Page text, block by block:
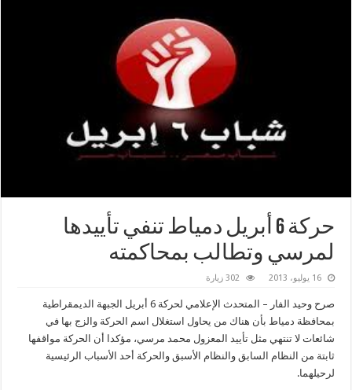
حركة 6 أبريل دمياط تنفي تأييدها
لمرسي وتطالب بمحاكمته
16 يوليو، 2013 302 زيارة
صرح وحيد الفار – المتحدث الإعلامي لحركة 6 أبريل الجبهة الديمقراطية
بمحافظة دمياط بأن هناك من يحاول استغلال اسم الحركة والزج بها في
شائعات لا تنتهي مثل تأييد المعزول محمد مرسي، مؤكدا أن الحركة مواقفها
ثابتة من النظام السابق والنظام الأسبق والحركة أحد الأسباب الرئيسية
لرحيلهما.